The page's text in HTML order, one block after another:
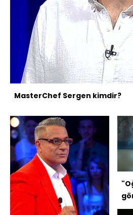
MasterChef Sergen kimdir?